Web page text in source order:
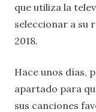
que utiliza la
seleccionar a su
2018.
Hace unos días,
apartado para
sus canciones